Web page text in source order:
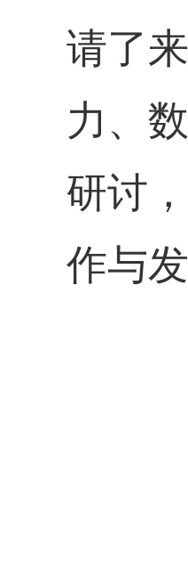
请了
力、
研讨
作与